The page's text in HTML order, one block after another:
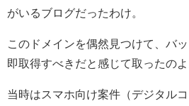
がいるブログだったわけ。
このドメインを偶然見つけて、バ
即取得すべきだと感じて取ったのよ
当時はスマホ向け案件（デジタル